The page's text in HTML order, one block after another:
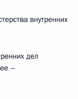
внутренних
дел
–